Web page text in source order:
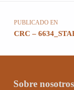
PUBLICADO EN
CRC –
Sobre nosotros